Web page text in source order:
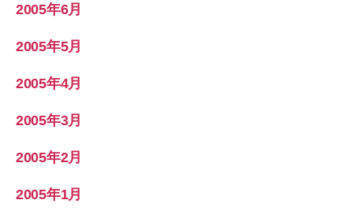
2005年6月
2005年5月
2005年4月
2005年3月
2005年2月
2005年1月